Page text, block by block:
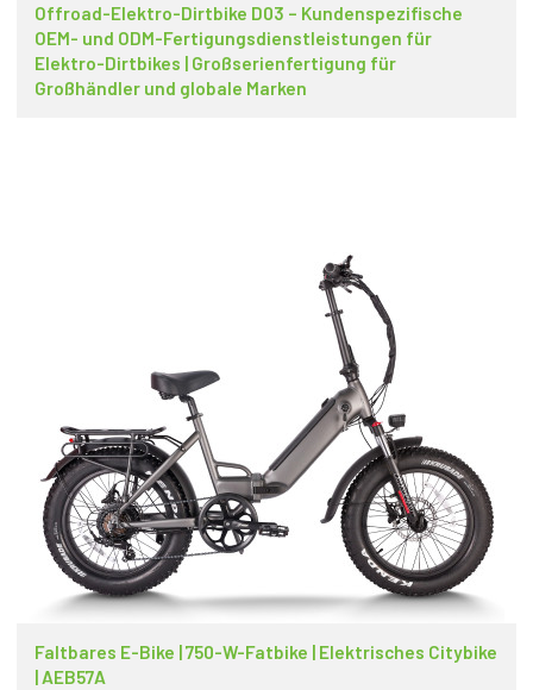
Offroad-Elektro-Dirtbike D03 – Kundenspezifische
OEM- und ODM-Fertigungsdienstleistungen für
Elektro-Dirtbikes | Großserienfertigung für
Großhändler und globale Marken
Faltbares E-Bike | 750-W-Fatbike | Elektrisches Citybike
| AEB57A